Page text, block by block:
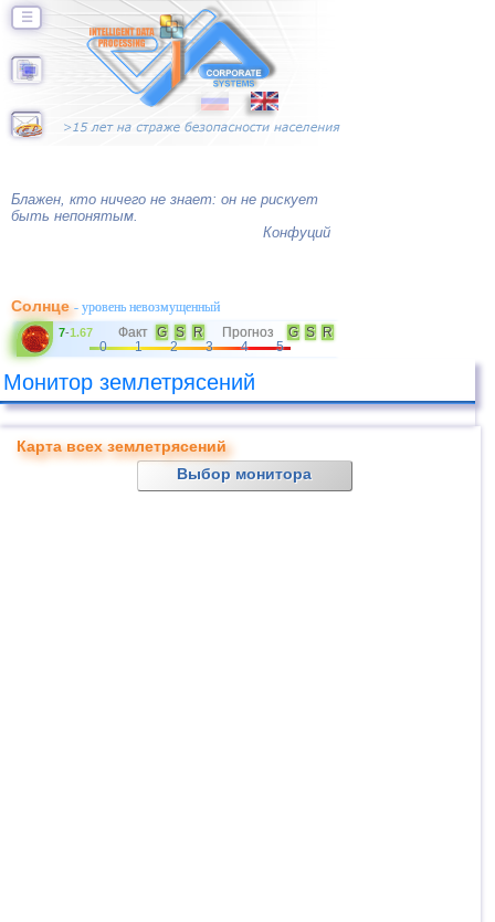
☰
Блажен, кто ничего не знает: он не рискует
быть непонятым.
Конфуций
Солнце- уровень невозмущенный
7-1.67 Факт G S R Прогноз G S
R
0
1 2 3 4 5
Монитор землетрясений
Карта всех землетрясений
Выбор монитора